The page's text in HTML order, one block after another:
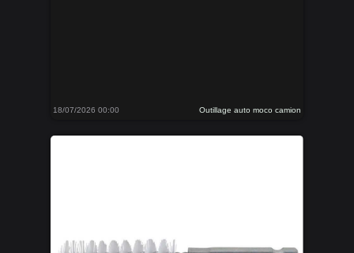
18/07/2026 00:00 Outillage auto moco camion